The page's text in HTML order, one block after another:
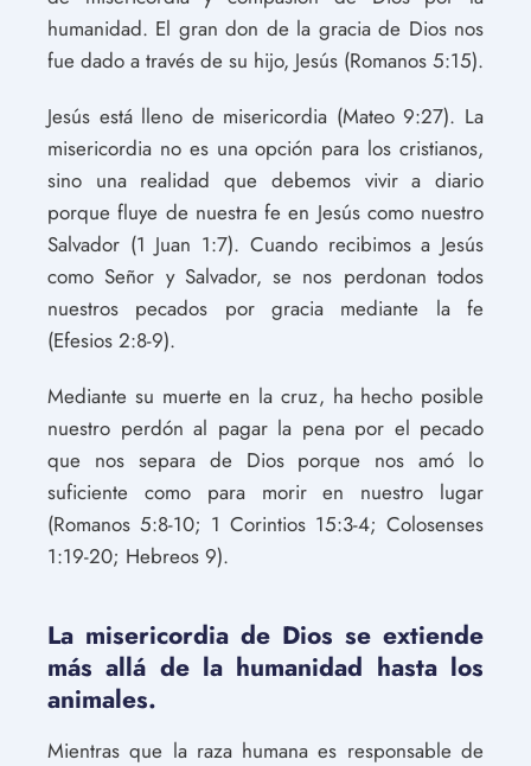
humanidad. El gran don de la gracia de Dios nos
fue dado a través de su hijo, Jesús (Romanos 5:15).
Jesús está lleno de misericordia (Mateo 9:27). La
misericordia no es una opción para los cristianos,
sino una realidad que debemos vivir a diario
porque fluye de nuestra fe en Jesús como nuestro
Salvador (1 Juan 1:7). Cuando recibimos a Jesús
como Señor y Salvador, se nos perdonan todos
nuestros pecados por gracia mediante la fe
(Efesios 2:8-9).
Mediante su muerte en la cruz, ha hecho posible
nuestro perdón al pagar la pena por el pecado
que nos separa de Dios porque nos amó lo
suficiente como para morir en nuestro lugar
(Romanos 5:8-10; 1 Corintios 15:3-4; Colosenses
1:19-20; Hebreos 9).
La misericordia de Dios se extiende
más allá de la humanidad hasta los
animales.
Mientras que la raza humana es responsable de